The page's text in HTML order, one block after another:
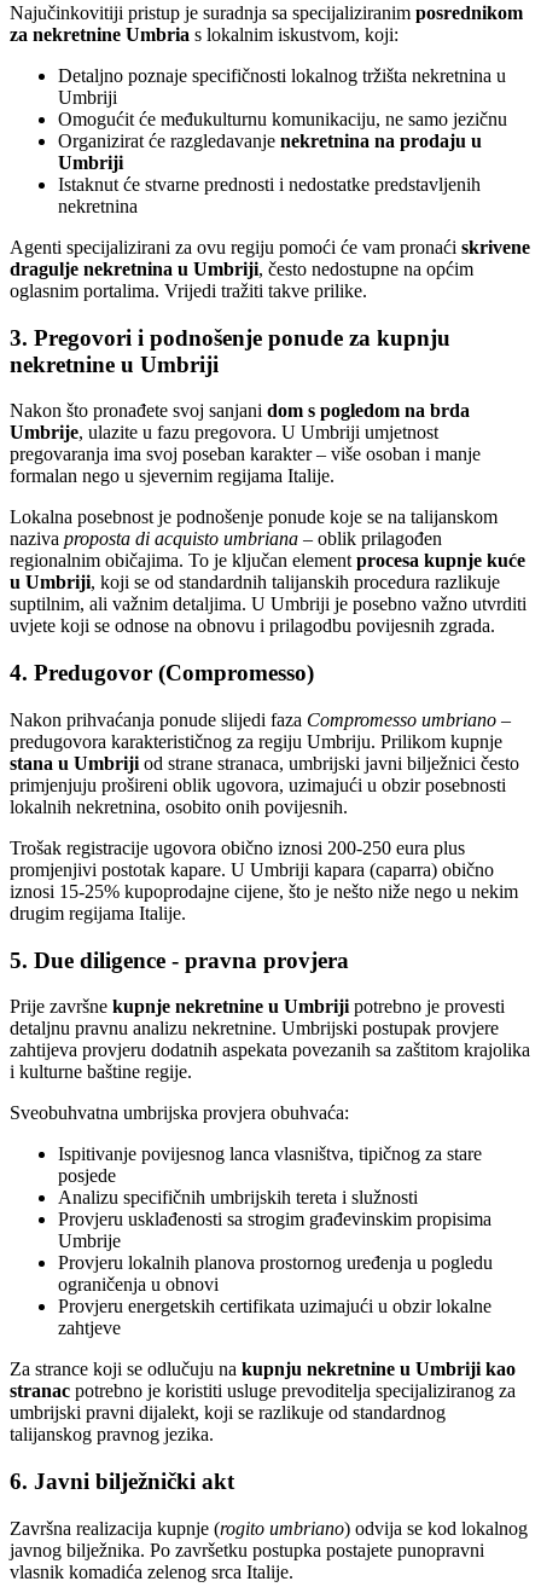
Najučinkovitiji pristup je suradnja sa specijaliziranim posrednikom
za nekretnine Umbria s lokalnim iskustvom, koji:
Detaljno poznaje specifičnosti lokalnog tržišta nekretnina u
Umbriji
Omogućit će međukulturnu komunikaciju, ne samo jezičnu
Organizirat će razgledavanje nekretnina na prodaju u
Umbriji
Istaknut će stvarne prednosti i nedostatke predstavljenih
nekretnina
Agenti specijalizirani za ovu regiju pomoći će vam pronaći skrivene
dragulje nekretnina u Umbriji, često nedostupne na općim
oglasnim portalima. Vrijedi tražiti takve prilike.
3. Pregovori i podnošenje ponude za kupnju
nekretnine u Umbriji
Nakon što pronađete svoj sanjani dom s pogledom na brda
Umbrije, ulazite u fazu pregovora. U Umbriji umjetnost
pregovaranja ima svoj poseban karakter – više osoban i manje
formalan nego u sjevernim regijama Italije.
Lokalna posebnost je podnošenje ponude koje se na talijanskom
naziva proposta di acquisto umbriana – oblik prilagođen
regionalnim običajima. To je ključan element procesa kupnje kuće
u Umbriji, koji se od standardnih talijanskih procedura razlikuje
suptilnim, ali važnim detaljima. U Umbriji je posebno važno utvrditi
uvjete koji se odnose na obnovu i prilagodbu povijesnih zgrada.
4. Predugovor (Compromesso)
Nakon prihvaćanja ponude slijedi faza Compromesso umbriano –
predugovora karakterističnog za regiju Umbriju. Prilikom kupnje
stana u Umbriji od strane stranaca, umbrijski javni bilježnici često
primjenjuju prošireni oblik ugovora, uzimajući u obzir posebnosti
lokalnih nekretnina, osobito onih povijesnih.
Trošak registracije ugovora obično iznosi 200-250 eura plus
promjenjivi postotak kapare. U Umbriji kapara (caparra) obično
iznosi 15-25% kupoprodajne cijene, što je nešto niže nego u nekim
drugim regijama Italije.
5. Due diligence - pravna provjera
Prije završne kupnje nekretnine u Umbriji potrebno je provesti
detaljnu pravnu analizu nekretnine. Umbrijski postupak provjere
zahtijeva provjeru dodatnih aspekata povezanih sa zaštitom krajolika
i kulturne baštine regije.
Sveobuhvatna umbrijska provjera obuhvaća:
Ispitivanje povijesnog lanca vlasništva, tipičnog za stare
posjede
Analizu specifičnih umbrijskih tereta i služnosti
Provjeru usklađenosti sa strogim građevinskim propisima
Umbrije
Provjeru lokalnih planova prostornog uređenja u pogledu
ograničenja u obnovi
Provjeru energetskih certifikata uzimajući u obzir lokalne
zahtjeve
Za strance koji se odlučuju na kupnju nekretnine u Umbriji kao
stranac potrebno je koristiti usluge prevoditelja specijaliziranog za
umbrijski pravni dijalekt, koji se razlikuje od standardnog
talijanskog pravnog jezika.
6. Javni bilježnički akt
Završna realizacija kupnje (rogito umbriano) odvija se kod lokalnog
javnog bilježnika. Po završetku postupka postajete punopravni
vlasnik komadića zelenog srca Italije.